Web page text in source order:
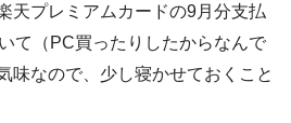
天プレミアムカードの9月分支払
て（PC買ったりしたからなんで
味なので、少し寝かせておくこと